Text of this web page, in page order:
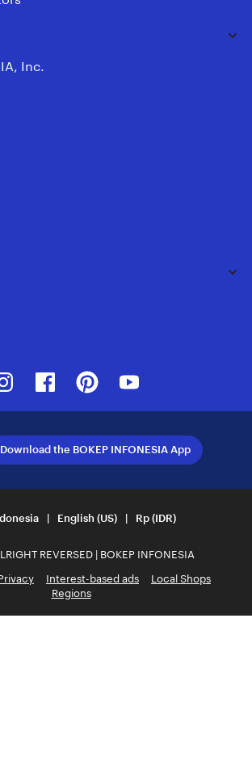
Inc.
InstagramFacebookPinterest
Download the BOKEP INFONESIA App
| English (US) | Rp (IDR)
REVERSED | BOKEP INFONESIA
Interest-based ads
Local Shops
Regions